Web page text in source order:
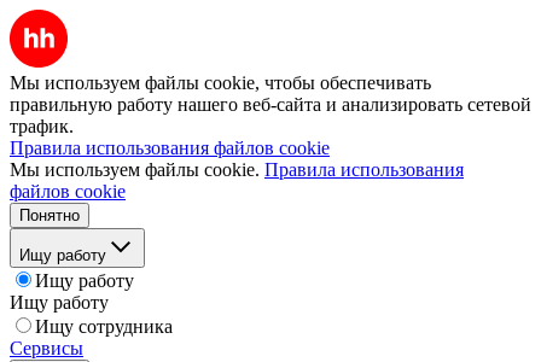
Мы используем файлы cookie, чтобы обеспечивать
правильную работу нашего веб-сайта и анализировать сетевой
трафик.
Правила использования файлов cookie
Мы используем файлы cookie. Правила использования
файлов cookie
Понятно
Ищу работу
Ищу работу
Ищу работу
Ищу сотрудника
Сервисы